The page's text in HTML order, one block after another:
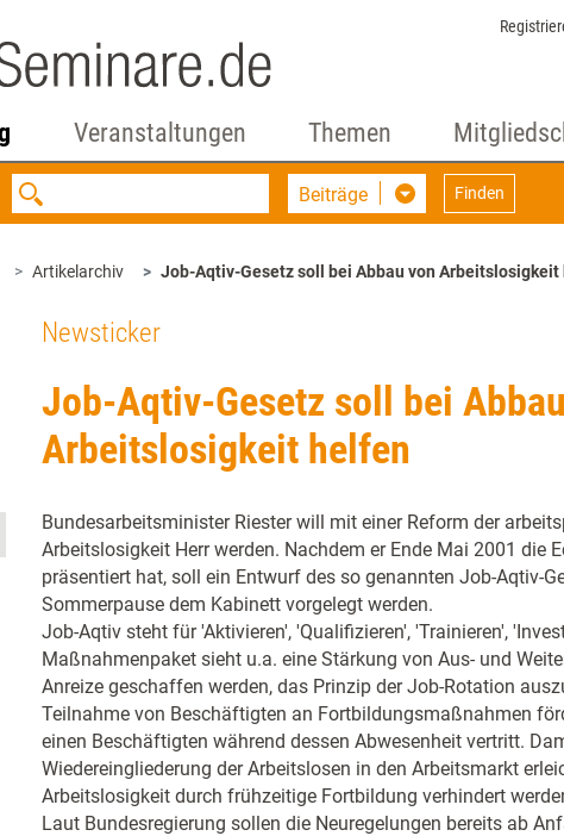
Veranstaltungen Themen
Beiträge Finden
Artikelarchiv Job-Aqtiv-Gesetz soll bei Abbau von Arbeitslosigkeit
Newsticker
Job-Aqtiv-Gesetz soll bei
Arbeitslosigkeit helfen
Bundesarbeitsminister Riester will mit einer Reform der
Arbeitslosigkeit Herr werden. Nachdem er Ende Mai 2001 die
präsentiert hat, soll ein Entwurf des so genannten Job-Aqtiv-
Sommerpause dem Kabinett vorgelegt werden.
Job-Aqtiv steht für 'Aktivieren', 'Qualifizieren', 'Trainieren',
Maßnahmenpaket sieht u.a. eine Stärkung von Aus- und
Anreize geschaffen werden, das Prinzip der Job-Rotation
Teilnahme von Beschäftigten an Fortbildungsmaßnahmen
einen Beschäftigten während dessen Abwesenheit vertritt.
Wiedereingliederung der Arbeitslosen in den Arbeitsmarkt
Arbeitslosigkeit durch frühzeitige Fortbildung verhindert
Laut Bundesregierung sollen die Neuregelungen bereits ab